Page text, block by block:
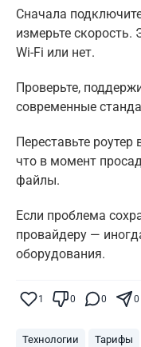
Сначала
измерьте
Wi-Fi или нет.
Проверьте,
современные
Переставьте
что в момент
файлы.
Если проблема
провайдеру —
оборудования.
1 0 0 0
Технологии Тарифы